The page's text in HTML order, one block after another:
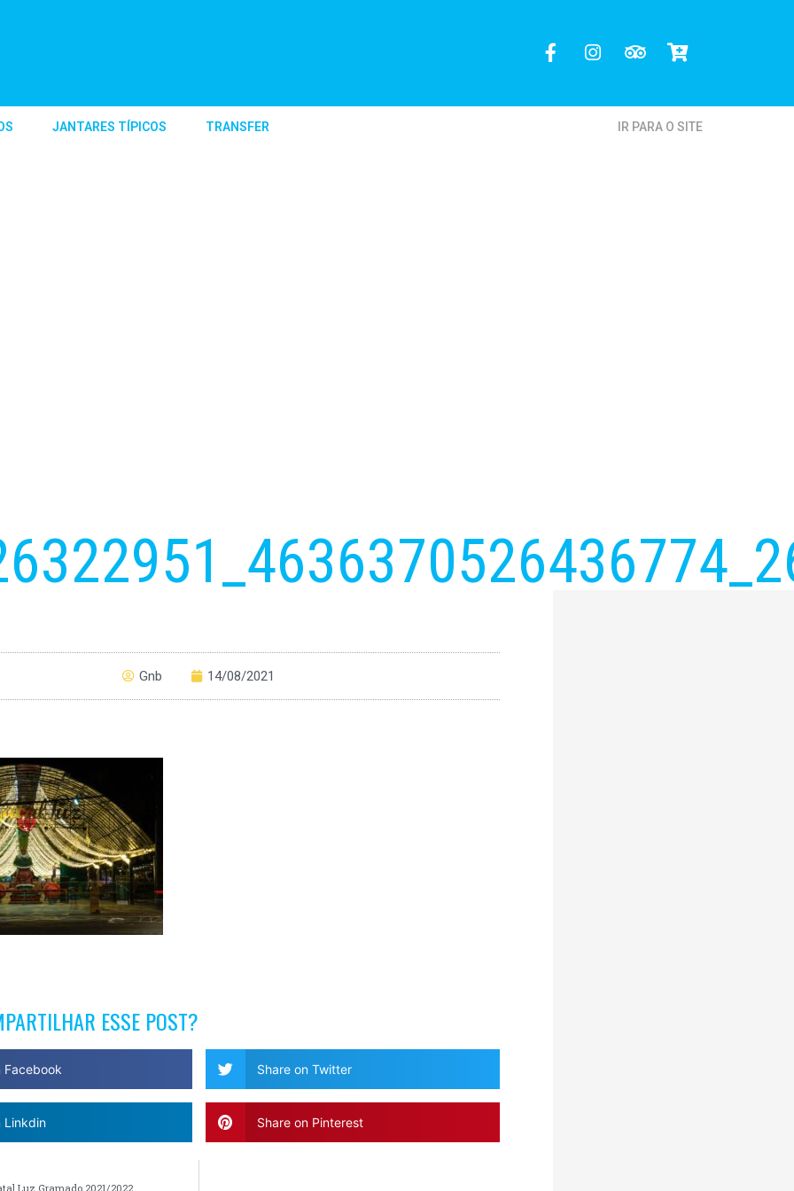
JANTARES TÍPICOS TRANSFER IR PARA O SITE
Gnb 14/08/2021
ESSE POST?
Facebook Share on Twitter
Linkdin Share on Pinterest
Luz Gramado 2021/2022